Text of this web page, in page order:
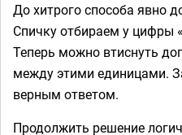
До хитрого способа явно
Спичку отбираем у цифры
Теперь можно втиснуть
между этими единицами.
верным ответом.
Продолжить решение